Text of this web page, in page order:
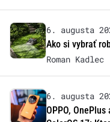
6. augusta
Ako si vybrať
Roman Kadlec
6. augusta
OPPO,